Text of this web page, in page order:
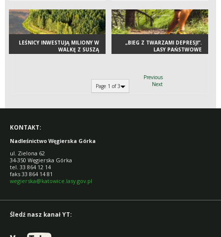
ETAP KAMPANII O
DEZINFORMACJI W
ŚRODOWISKU PRZYRODNICZYM
LEŚNICY INWESTUJĄ MILIONY W
WALKĘ Z SUSZĄ
„BIEG Z TWARZAMI DEPRESJI”.
LASY PAŃSTWOWE
ZDROWIA PSYCHICZNEGO
Page 1 of 3
Previous
Next
KONTAKT:
Nadleśnictwo Węgierska Górka
ul. Zielona 62
34-350 Węgierska Górka
tel. 33 864 12 14
faks 33 864 14 81
wegierska@katowice.lasy.gov.pl
Śledź nasz kanał YT: